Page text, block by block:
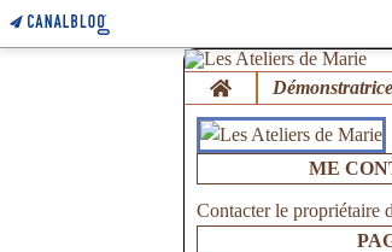
Home
ME
Contacter le propriétaire